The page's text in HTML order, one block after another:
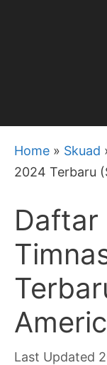
Home » Skuad
2024 Terbaru
Daftar